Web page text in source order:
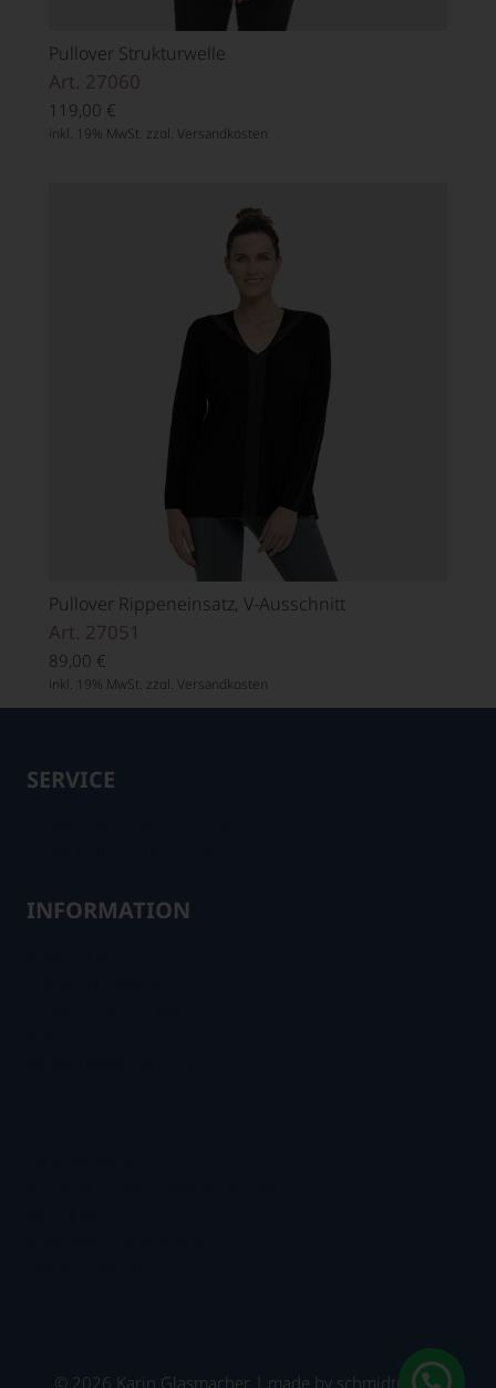
Pullover Strukturwelle
Art. 27060
119,00 €
inkl. 19% MwSt. zzgl. Versandkosten
Pullover Rippeneinsatz, V-Ausschnitt
Art. 27051
89,00 €
inkl. 19% MwSt. zzgl. Versandkosten
SERVICE
INFORMATION
© 2026 Karin Glasmacher | made by schmidtmedia